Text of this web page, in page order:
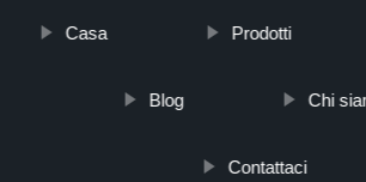
Casa Prodotti
Blog Chi
Contattaci